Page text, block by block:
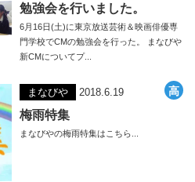
勉強会を行いました。
6月16日(土)に東京放送芸術＆映画俳優専
門学校でCМの勉強会を行った。 まなびや
新CМについてプ...
まなびや 2018.6.19
梅雨特集
まなびやの梅雨特集はこちら...